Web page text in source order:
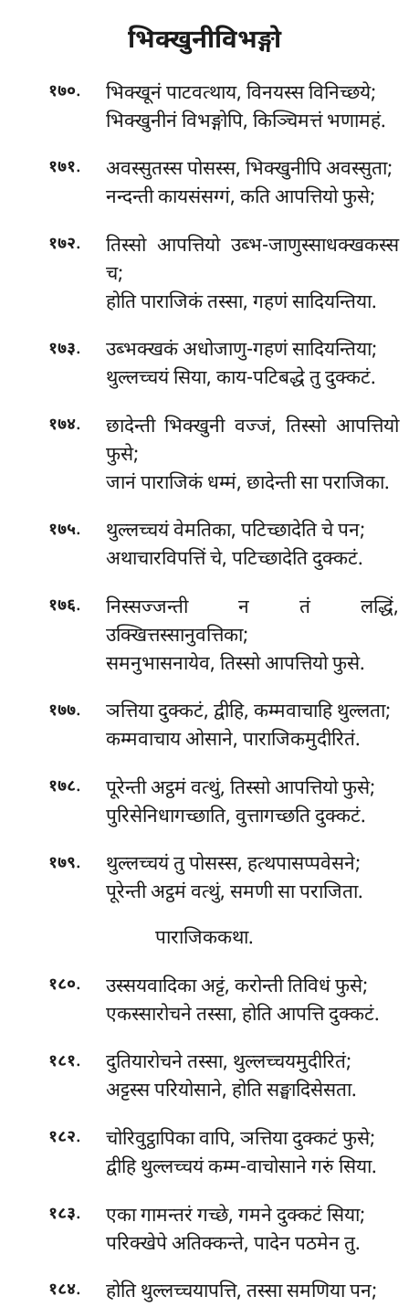
भिक्खुनीविभङ्गो
१७०.
भिक्खूनं पाटवत्थाय, विनयस्स विनिच्छये;
भिक्खुनीनं विभङ्गोपि, किञ्चिमत्तं भणामहं.
१७१. अवस्सुतस्सपोसस्स, भिक्खुनीपि अवस्सुता;
नन्दन्ती कायसंसग्गं, कति आपत्तियो फुसे;
१७२.
तिस्सो आपत्तियो उब्भ-जाणुस्साधक्खकस्स
च;
होति पाराजिकं तस्सा, गहणं सादियन्तिया.
१७३.
उब्भक्खकं अधोजाणु-गहणं सादियन्तिया;
थुल्लच्चयं सिया, काय-पटिबद्धे तु दुक्कटं.
१७४.
छादेन्ती भिक्खुनी वज्जं, तिस्सो आपत्तियो
फुसे;
जानं पाराजिकं धम्मं, छादेन्ती सा पराजिका.
१७५. थुल्लच्चयंवेमतिका, पटिच्छादेति चे पन;
अथाचारविपत्तिं चे, पटिच्छादेति दुक्कटं.
१७६.
निस्सज्जन्ती न तं लद्धिं,
उक्खित्तस्सानुवत्तिका;
समनुभासनायेव, तिस्सो आपत्तियो फुसे.
१७७.
ञत्तिया दुक्कटं, द्वीहि, कम्मवाचाहि थुल्लता;
कम्मवाचाय ओसाने, पाराजिकमुदीरितं.
१७८.
पूरेन्ती अट्ठमं वत्थुं, तिस्सो आपत्तियो फुसे;
पुरिसेनिधागच्छाति, वुत्तागच्छति दुक्कटं.
१७९.
थुल्लच्चयं तु पोसस्स, हत्थपासप्पवेसने;
पूरेन्ती अट्ठमं वत्थुं, समणी सा पराजिता.
पाराजिककथा.
१८०.
उस्सयवादिका अट्टं, करोन्ती तिविधं फुसे;
एकस्सारोचने तस्सा, होति आपत्ति दुक्कटं.
१८१.
दुतियारोचने तस्सा, थुल्लच्चयमुदीरितं;
अट्टस्स परियोसाने, होति सङ्घादिसेसता.
१८२.
चोरिवुट्ठापिका वापि, ञत्तिया दुक्कटं फुसे;
द्वीहि थुल्लच्चयं कम्म-वाचोसाने गरुं सिया.
१८३.
एका गामन्तरं गच्छे, गमने दुक्कटं सिया;
परिक्खेपे अतिक्कन्ते, पादेन पठमेन तु.
१८४. होतिथुल्लच्चयापत्ति, तस्सा समणिया पन;